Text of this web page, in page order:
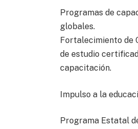
Programas de
globales.
Fortalecimiento de
de estudio
capacitación.
Impulso a la
Programa Estatal